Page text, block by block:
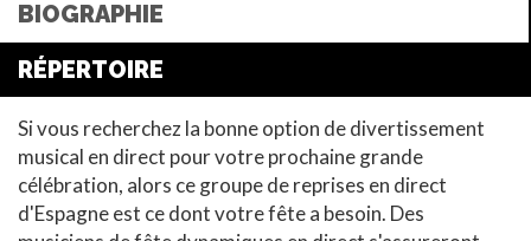
BIOGRAPHIE
RÉPERTOIRE
Si vous recherchez la bonne option de divertissement
musical en direct pour votre prochaine grande
célébration, alors ce groupe de reprises en direct
d'Espagne est ce dont votre fête a besoin. Des